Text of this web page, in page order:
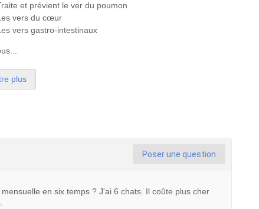
et prévient le ver du poumon
vers du cœur
vers gastro-intestinaux
plus
Poser une question
en six temps ? J'ai 6 chats. Il coûte plus cher